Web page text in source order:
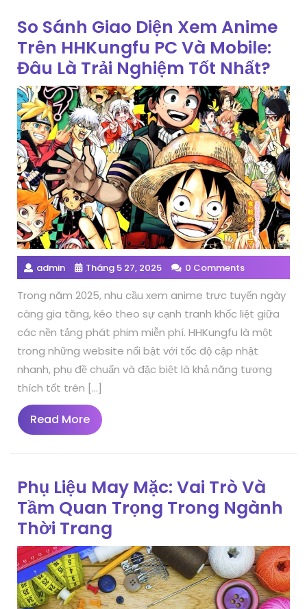
So Sánh Giao Diện Xem Anime
Trên HHKungfu PC Và Mobile:
Đâu Là Trải Nghiệm Tốt Nhất?
admin Tháng 5 27, 2025 0 Comments
Trong năm 2025, nhu cầu xem anime trực tuyến ngày
càng gia tăng, kéo theo sự cạnh tranh khốc liệt giữa
các nền tảng phát phim miễn phí. HHKungfu là một
trong những website nổi bật với tốc độ cập nhật
nhanh, phụ đề chuẩn và đặc biệt là khả năng tương
thích tốt trên […]
Read MoreRead
More
Phụ Liệu May Mặc: Vai Trò Và
Tầm Quan Trọng Trong Ngành
Thời Trang